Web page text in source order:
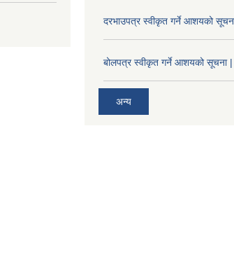
दरभाउपत्र स्वीकृत गर्ने आशयको
बोलपत्र स्वीकृत गर्ने आशयको सूचना |
अन्य